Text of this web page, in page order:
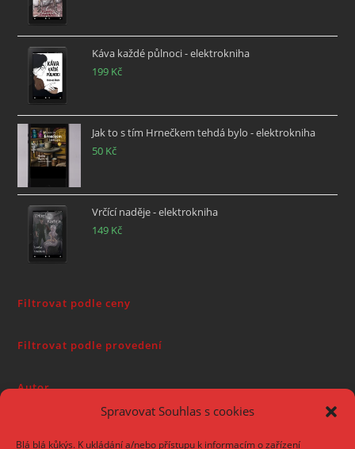
Spravovat Souhlas s cookies
Blá blá kůkýs. K ukládání a/nebo přístupu k informacím o zařízení
Káva každé půlnoci - elektrokniha
199 Kč
Jak to s tím Hrnečkem tehdá bylo - elektrokniha
50 Kč
Vrčící naděje - elektrokniha
149 Kč
Filtrovat podle ceny
Filtrovat podle provedení
Autor